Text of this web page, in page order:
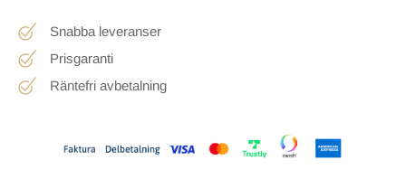
Snabba leveranser
Prisgaranti
Räntefri avbetalning